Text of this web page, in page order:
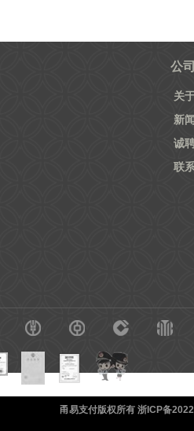
公
关
新
诚
联
甬易支付版权所有 浙ICP备